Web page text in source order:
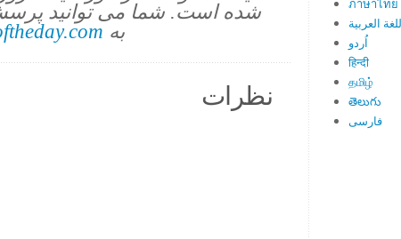
شده است. شما می توانید
به
نظرات
ภาษาไทย
العربية
اُردو
हिन्दी
தமிழ்
తెలుగు
فارسی